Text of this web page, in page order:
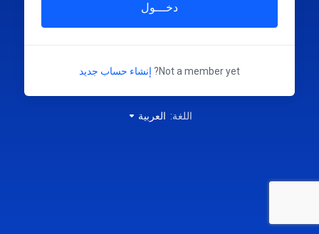
دخـــول
Not a member yet? إنشاء حساب جديد
اللغة: العربية